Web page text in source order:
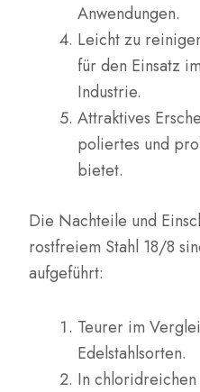
Anwendungen.
Leicht zu
für den Einsatz
Industrie.
Attraktives
poliertes und
bietet.
Die Nachteile und
rostfreiem Stahl 18/8
aufgeführt:
Teurer im
Edelstahlsorten.
In chloridreichen